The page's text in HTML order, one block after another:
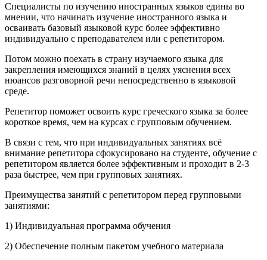
Специалисты по изучению иностранных языков едины во
мнении, что начинать изучение иностранного языка и
осваивать базовый языковой курс более эффективно
индивидуально с преподавателем или с репетитором.
Потом можно поехать в страну изучаемого языка для
закрепления имеющихся знаний в целях уяснения всех
нюансов разговорной речи непосредственно в языковой
среде.
Репетитор поможет освоить курс греческого языка за более
короткое время, чем на курсах с групповым обучением.
В связи с тем, что при индивидуальных занятиях всё
внимание репетитора сфокусировано на студенте, обучение с
репетитором является более эффективным и проходит в 2-3
раза быстрее, чем при групповых занятиях.
Преимущества занятий с репетитором перед групповыми
занятиями:
1) Индивидуальная программа обучения
2) Обеспечение полным пакетом учебного материала